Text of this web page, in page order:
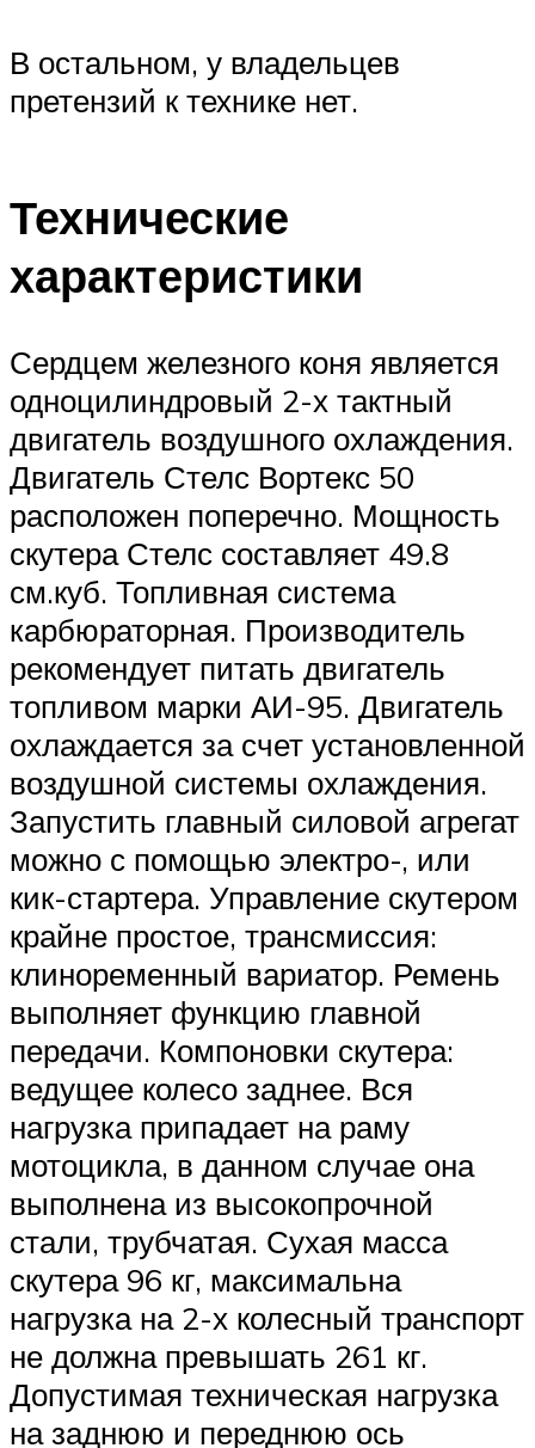
В остальном, у владельцев
претензий к технике нет.
Технические
характеристики
Сердцем железного коня является
одноцилиндровый 2-х тактный
двигатель воздушного охлаждения.
Двигатель Стелс Вортекс 50
расположен поперечно. Мощность
скутера Стелс составляет 49.8
см.куб. Топливная система
карбюраторная. Производитель
рекомендует питать двигатель
топливом марки АИ-95. Двигатель
охлаждается за счет установленной
воздушной системы охлаждения.
Запустить главный силовой агрегат
можно с помощью электро-, или
кик-стартера. Управление скутером
крайне простое, трансмиссия:
клиноременный вариатор. Ремень
выполняет функцию главной
передачи. Компоновки скутера:
ведущее колесо заднее. Вся
нагрузка припадает на раму
мотоцикла, в данном случае она
выполнена из высокопрочной
стали, трубчатая. Сухая масса
скутера 96 кг, максимальна
нагрузка на 2-х колесный транспорт
не должна превышать 261 кг.
Допустимая техническая нагрузка
на заднюю и переднюю ось